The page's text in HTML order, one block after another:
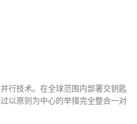
行技术。在全球范围内部署交钥匙
以原则为中心的举措完全整合一对